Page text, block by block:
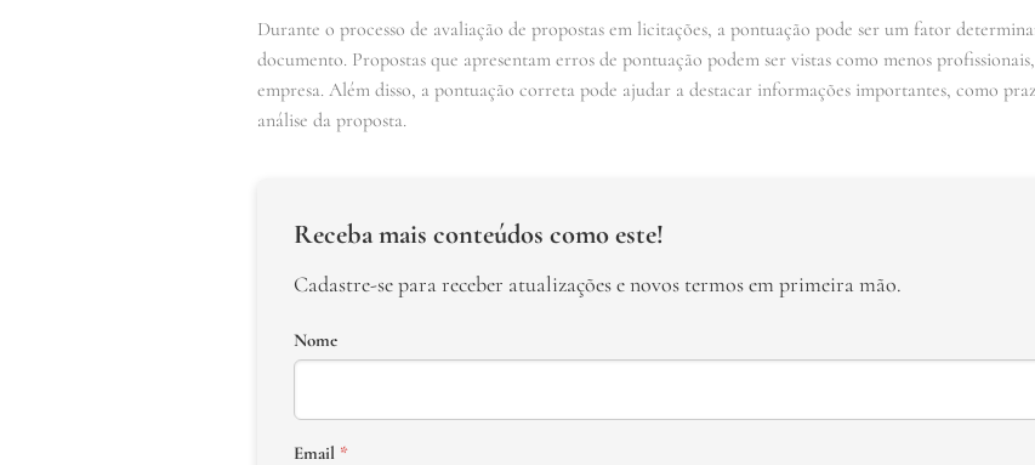
Durante o processo de avaliação de propostas em licitações, a pontuação pode ser um fator
documento. Propostas que apresentam erros de pontuação podem ser vistas como menos
empresa. Além disso, a pontuação correta pode ajudar a destacar informações importantes, como
análise da proposta.
Receba mais conteúdos como este!
Cadastre-se para receber atualizações e novos termos em primeira mão.
Nome
Email *